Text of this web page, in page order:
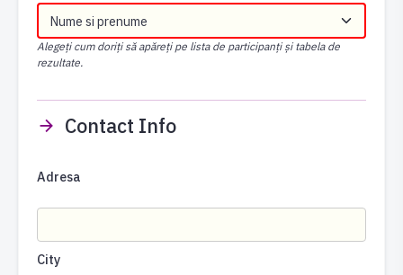
Alegeți cum doriți să apăreți pe lista de participanți și tabela de
rezultate.
Contact Info
Adresa
City